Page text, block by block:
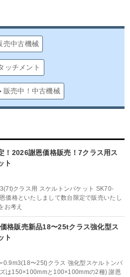
売中古機械
ッチメント
販売中！中古機械
！2026謝恩価格販売！7クラス用ス
ト
クラス用 スケルトンバケット SK70-
価格といたしまして数台限定で販売いたし
お考え
格販売新品18〜25tクラス強化型ス
ト
0.9m3(18〜25t)クラス 強化型スケルトンバ
は150×100mmと100×100mmの2種) 謝恩